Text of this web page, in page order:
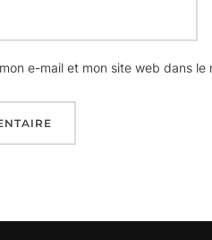
e-mail et mon site web dans